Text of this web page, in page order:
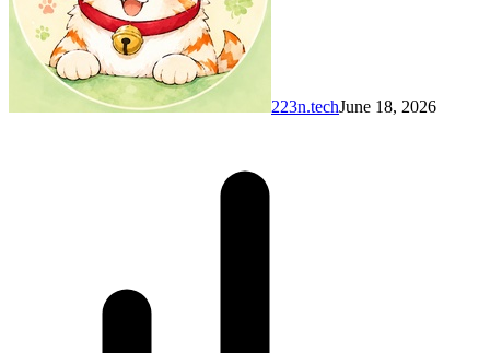
223n.techJune 18, 2026